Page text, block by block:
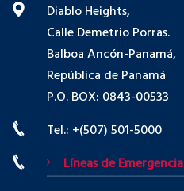
Diablo Heights,
Calle Demetrio Porras.
Balboa Ancón-Panamá,
República de Panamá
P.O. BOX: 0843-00533
Tel.: +(507) 501-5000
Líneas de Emergencia